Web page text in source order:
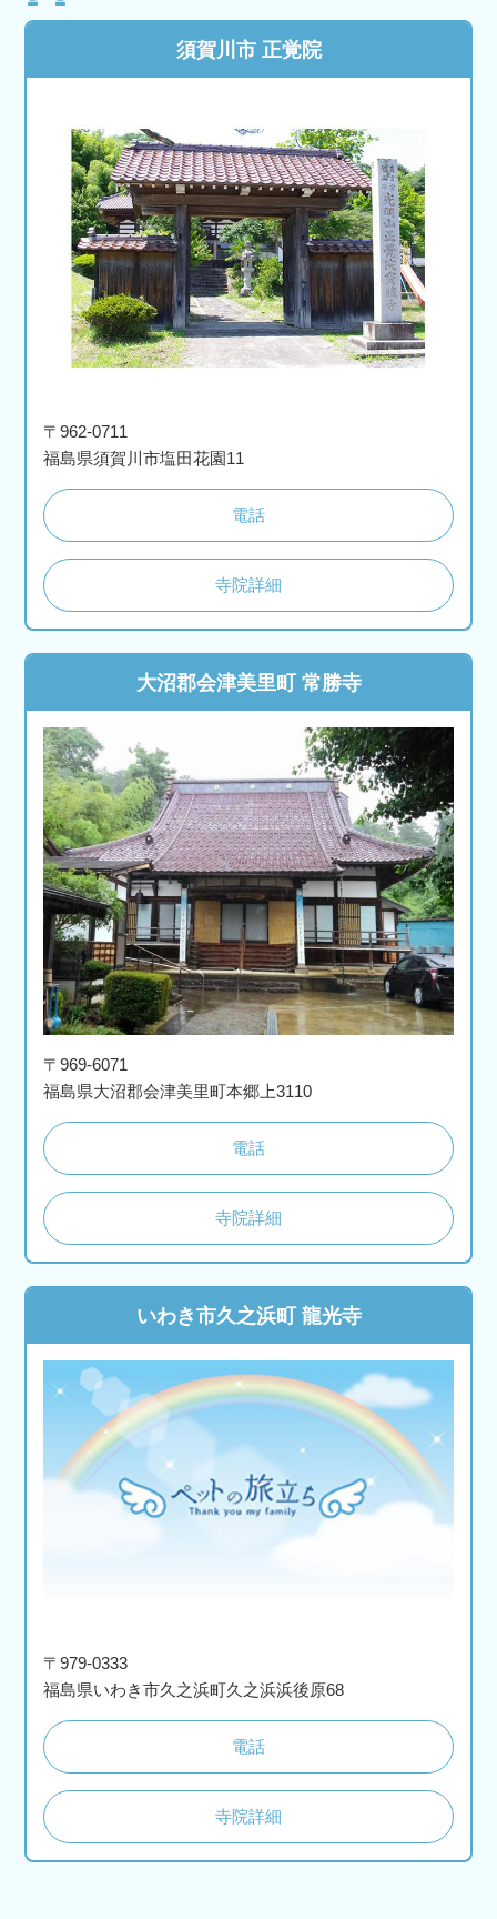
須賀川市 正覚院
〒962-0711
福島県須賀川市塩田花園11
電話
寺院詳細
大沼郡会津美里町 常勝寺
〒969-6071
福島県大沼郡会津美里町本郷上3110
電話
寺院詳細
いわき市久之浜町 龍光寺
〒979-0333
福島県いわき市久之浜町久之浜浜後原68
電話
寺院詳細